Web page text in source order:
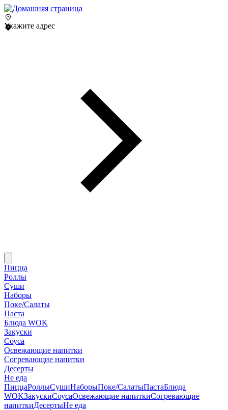
Укажите адрес
Пицца
Роллы
Суши
Наборы
Поке/Салаты
Паста
Блюда WOK
Закуски
Соуса
Освежающие напитки
Согревающие напитки
Десерты
Не еда
ПиццаРоллыСушиНаборыПоке/СалатыПастаБлюда
WOKЗакускиСоусаОсвежающие напиткиСогревающие
напиткиДесертыНе еда